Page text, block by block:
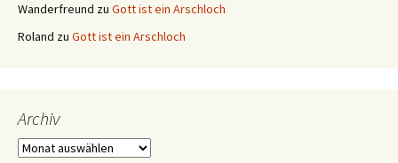
Wanderfreund zu Gott ist ein Arschloch
Roland zu Gott ist ein Arschloch
Archiv
Archiv